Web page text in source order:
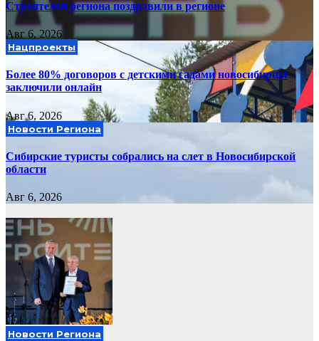
Строителей региона поздравили в регионе
Авг 6, 2026
Нацпроекты
Более 80% договоров с детскими садами новосибирцы
заключили онлайн
Авг 6, 2026
Новости Региона
Сибирские туристы собрались на слет в Новосибирской
области
Авг 6, 2026
Новости Региона